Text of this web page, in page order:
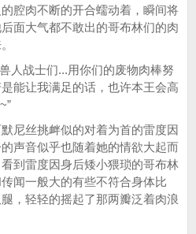
腔肉不断的开合蠕动着，瞬间将
面大气都不敢出的哥布林们的肉
人战士们...用你们的废物肉棒努
能让我满足的话，也许本王会高
尼丝挑衅似的对着为首的雷度因
声音似乎也随着她的情欲大起而
到雷度因身后矮小猥琐的哥布林
闻一般大的有些不符合身体比
，轻轻的摇起了那两瓣泛着肉浪